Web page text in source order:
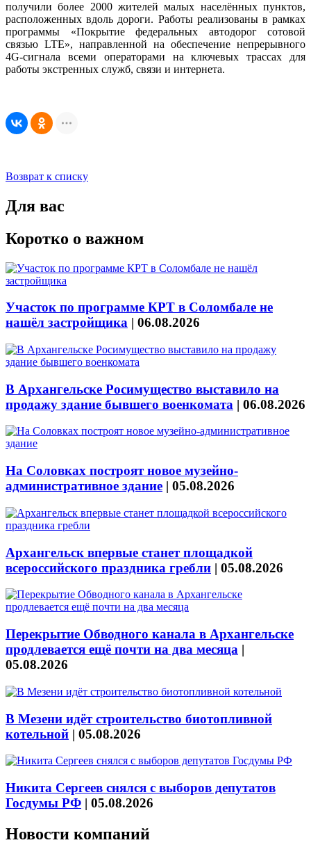
получили более 2000 жителей малых населённых пунктов,
расположенных вдоль дороги. Работы реализованы в рамках
программы «Покрытие федеральных автодорог сотовой
связью LTE», направленной на обеспечение непрерывного
4G-сигнала всеми операторами на ключевых трассах для
работы экстренных служб, связи и интернета.
Возврат к списку
Для вас
Коротко о важном
Участок по программе КРТ в Соломбале не
нашёл застройщика | 06.08.2026
В Архангельске Росимущество выставило на
продажу здание бывшего военкомата | 06.08.2026
На Соловках построят новое музейно-
административное здание | 05.08.2026
Архангельск впервые станет площадкой
всероссийского праздника гребли | 05.08.2026
Перекрытие Обводного канала в Архангельске
продлевается ещё почти на два месяца |
05.08.2026
В Мезени идёт строительство биотопливной
котельной | 05.08.2026
Никита Сергеев снялся с выборов депутатов
Госдумы РФ | 05.08.2026
Новости компаний